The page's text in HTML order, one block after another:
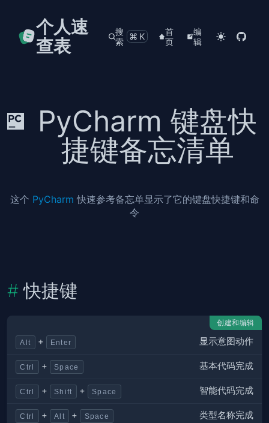
个人速
查表
搜
索 ⌘K
首
页
编
辑
PyCharm 键盘快
捷键备忘清单
这个 PyCharm 快速参考备忘单显示了它的键盘快捷键和命
令
快捷键
创建和编辑
Alt + Enter 显示意图动作
Ctrl + Space 基本代码完成
Ctrl + Shift + Space 智能代码完成
Ctrl + Alt + Space 类型名称完成